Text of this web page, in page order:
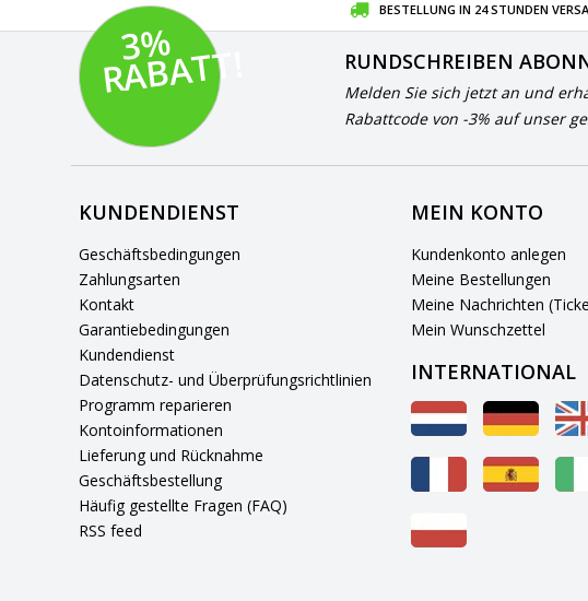
BESTELLUNG IN 24 STUNDEN
3
%
R
A
B
A
T
T! RUNDSCHREIBEN
Melden Sie sich jetzt an und
Rabattcode von -3% auf unser
KUNDENDIENST
Geschäftsbedingungen
Zahlungsarten
Kontakt
Garantiebedingungen
Kundendienst
Datenschutz- und Überprüfungsrichtlinien
Programm reparieren
Kontoinformationen
Lieferung und Rücknahme
Geschäftsbestellung
Häufig gestellte Fragen (FAQ)
RSS feed
MEIN KONTO
Kundenkonto anlegen
Meine Bestellungen
Meine Nachrichten
Mein Wunschzettel
INTERNATIONAL